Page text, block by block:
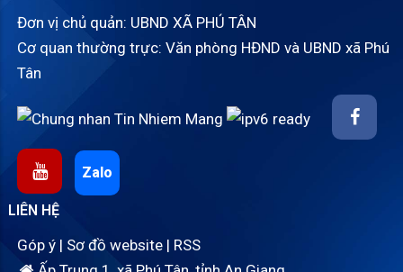
Đơn vị chủ quản: UBND XÃ PHÚ TÂN
Cơ quan thường trực: Văn phòng HĐND và UBND xã Phú
Tân
Zalo
LIÊN HỆ
Góp ý | Sơ đồ website | RSS